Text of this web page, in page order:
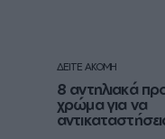
ΔΕΙΤΕ ΑΚΟΜΗ
8 αντηλιακά
χρώμα για να